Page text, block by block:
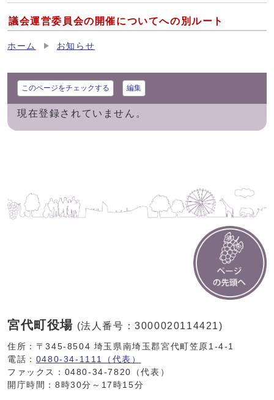
議会運営委員会の開催についてへの別ルート
ホーム お知らせ
このページをチェックする 編集
現在登録されていません。
宮代町役場 (法人番号：3000020114421)
住所：〒345-8504 埼玉県南埼玉郡宮代町笠原1-4-1
電話： 0480-34-1111（代表）
ファックス：0480-34-7820（代表）
開庁時間：8時30分～17時15分